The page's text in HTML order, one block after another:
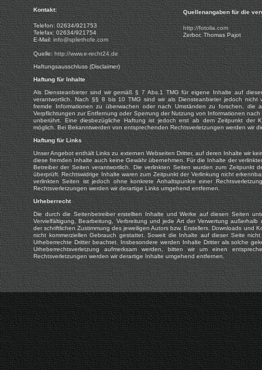
Kontakt:
Telefon: 02634/921753
Telefax: 02634/921754
E-Mail: info@spliethofe.com
Quelle: http://www.e-recht24.de
Haftungsausschluss (Disclaimer)
Haftung für Inhalte
Als Diensteanbieter sind wir gemäß § 7 Abs.1 TMG für eigene Inhalte auf
verantwortlich. Nach §§ 8 bis 10 TMG sind wir als Diensteanbieter jedoch nicht
fremde Informationen zu überwachen oder nach Umständen zu forschen, die
Verpflichtungen zur Entfernung oder Sperrung der Nutzung von Informationen
unberührt. Eine diesbezügliche Haftung ist jedoch erst ab dem Zeitpunkt der
möglich. Bei Bekanntwerden von entsprechenden Rechtsverletzungen werden wir
Haftung für Links
Unser Angebot enthält Links zu externen Webseiten Dritter, auf deren Inhalte wir
diese fremden Inhalte auch keine Gewähr übernehmen. Für die Inhalte der
Betreiber der Seiten verantwortlich. Die verlinkten Seiten wurden zum Zeitpunkt
überprüft. Rechtswidrige Inhalte waren zum Zeitpunkt der Verlinkung nicht
verlinkten Seiten ist jedoch ohne konkrete Anhaltspunkte einer
Rechtsverletzungen werden wir derartige Links umgehend entfernen.
Urheberrecht
Die durch die Seitenbetreiber erstellten Inhalte und Werke auf diesen Seiten
Vervielfältigung, Bearbeitung, Verbreitung und jede Art der Verwertung
der schriftlichen Zustimmung des jeweiligen Autors bzw. Erstellers. Downloads und
nicht kommerziellen Gebrauch gestattet. Soweit die Inhalte auf dieser Seite
Urheberrechte Dritter beachtet. Insbesondere werden Inhalte Dritter als solche
Urheberrechtsverletzung aufmerksam werden, bitten wir um einen
Rechtsverletzungen werden wir derartige Inhalte umgehend entfernen.
Quellenangaben für die
http://fotolia.com
Zerbor, Thomas Pajot